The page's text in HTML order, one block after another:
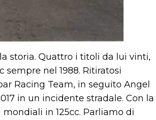
storia. Quattro i titoli da lui vinti,
sempre nel 1988. Ritiratosi
Racing Team, in seguito Angel
in un incidente stradale. Con la
in 125cc. Parliamo di